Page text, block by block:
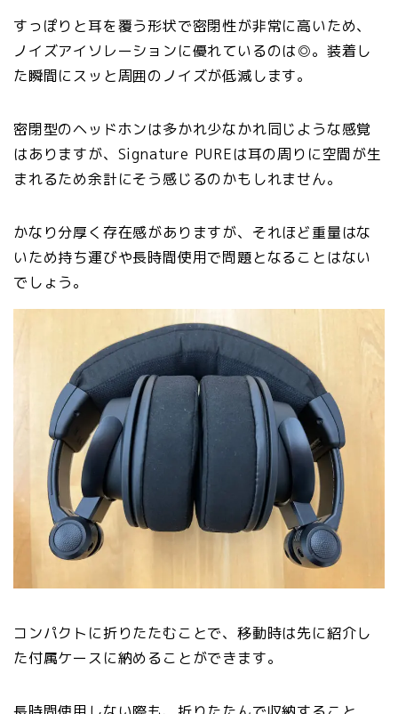
すっぽりと耳を覆う形状で密閉性が非常に高いため、
ノイズアイソレーションに優れているのは◎。装着し
た瞬間にスッと周囲のノイズが低減します。
密閉型のヘッドホンは多かれ少なかれ同じような感覚
はありますが、Signature PUREは耳の周りに空間が生
まれるため余計にそう感じるのかもしれません。
かなり分厚く存在感がありますが、それほど重量はな
いため持ち運びや長時間使用で問題となることはない
でしょう。
コンパクトに折りたたむことで、移動時は先に紹介し
た付属ケースに納めることができます。